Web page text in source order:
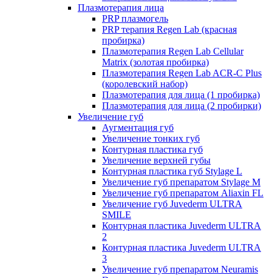
Плазмотерапия лица
PRP плазмогель
PRP терапия Regen Lab (красная
пробирка)
Плазмотерапия Regen Lab Cellular
Matrix (золотая пробирка)
Плазмотерапия Regen Lab ACR-C Plus
(королевский набор)
Плазмотерапия для лица (1 пробирка)
Плазмотерапия для лица (2 пробирки)
Увеличение губ
Аугментация губ
Увеличение тонких губ
Контурная пластика губ
Увеличение верхней губы
Контурная пластика губ Stylage L
Увеличение губ препаратом Stylage M
Увеличение губ препаратом Aliaxin FL
Увеличение губ Juvederm ULTRA
SMILE
Контурная пластика Juvederm ULTRA
2
Контурная пластика Juvederm ULTRA
3
Увеличение губ препаратом Neuramis